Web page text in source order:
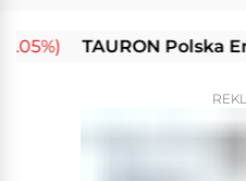
TAURON Polska